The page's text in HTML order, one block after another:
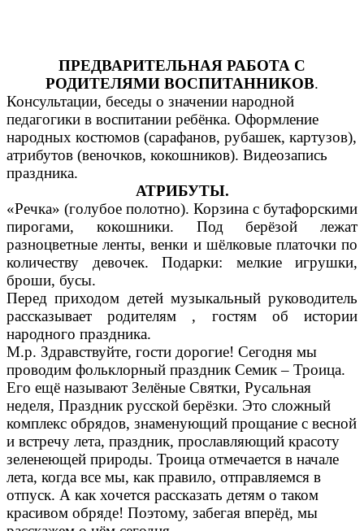
ПРЕДВАРИТЕЛЬНАЯ РАБОТА С
РОДИТЕЛЯМИ ВОСПИТАННИКОВ.
Консультации, беседы о значении народной
педагогики в воспитании ребёнка. Оформление
народных костюмов (сарафанов, рубашек, картузов),
атрибутов (веночков, кокошников). Видеозапись
праздника.
АТРИБУТЫ.
«Речка» (голубое полотно). Корзина с бутафорскими
пирогами, кокошники. Под берёзой лежат
разноцветные ленты, венки и шёлковые платочки по
количеству девочек. Подарки: мелкие игрушки,
броши, бусы.
Перед приходом детей музыкальный руководитель
рассказывает родителям , гостям об истории
народного праздника.
М.р. Здравствуйте, гости дорогие! Сегодня мы
проводим фольклорный праздник Семик – Троица.
Его ещё называют Зелёные Святки, Русальная
неделя, Праздник русской берёзки. Это сложный
комплекс обрядов, знаменующий прощание с весной
и встречу лета, праздник, прославляющий красоту
зеленеющей природы. Троица отмечается в начале
лета, когда все мы, как правило, отправляемся в
отпуск. А как хочется рассказать детям о таком
красивом обряде! Поэтому, забегая вперёд, мы